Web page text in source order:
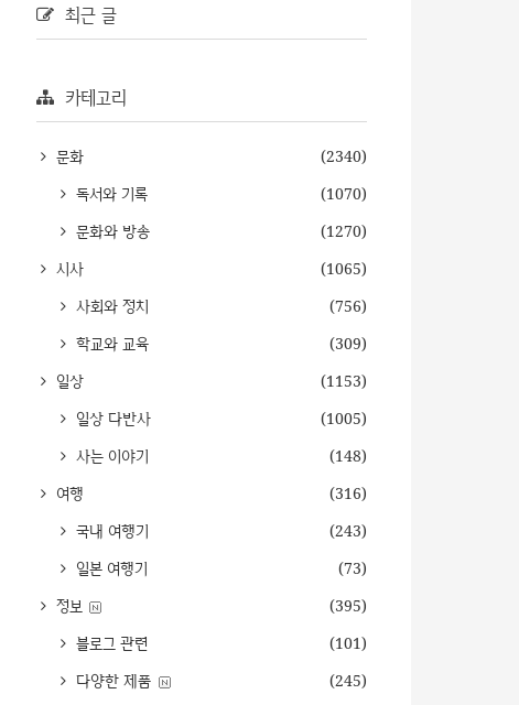
최근 글
카테고리
문화
(2340)
독서와 기록
(1070)
문화와 방송
(1270)
시사
(1065)
사회와 정치
(756)
학교와 교육
(309)
일상
(1153)
일상 다반사
(1005)
사는 이야기
(148)
여행
(316)
국내 여행기
(243)
일본 여행기
(73)
정보
(395)
블로그 관련
(101)
다양한 제품
(245)